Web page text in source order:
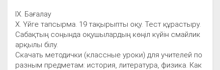
ІХ. Бағалау
Х. Үйге тапсырма. 19 тақырыпты оқу. Тест құрастыру.
Сабақтың соңында оқушылардың көңіл күйін смайлик
арқылы білу.
Скачать методички (классные уроки) для учителей по
разным предметам: история, литература, физика. Как